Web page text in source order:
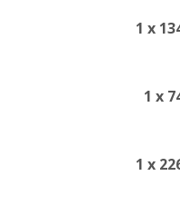
1 x
1 x
1 x